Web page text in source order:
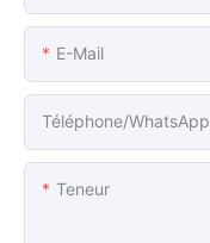
E-Mail
Téléphone/WhatsApp
Teneur